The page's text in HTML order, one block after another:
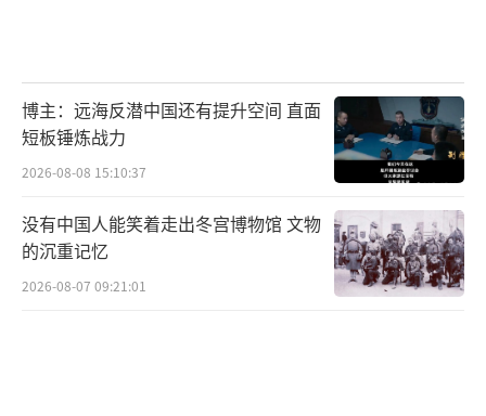
博主：远海反潜中国还有提升空间 直面
短板锤炼战力
2026-08-08 15:10:37
没有中国人能笑着走出冬宫博物馆 文物
的沉重记忆
2026-08-07 09:21:01